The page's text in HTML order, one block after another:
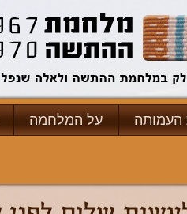
העמותה על המלחמה